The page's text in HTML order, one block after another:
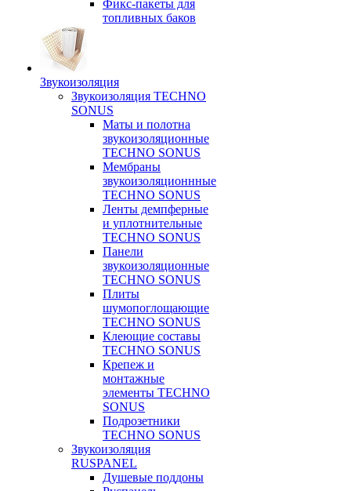
Фикс-пакеты для
топливных баков
Звукоизоляция
Звукоизоляция TECHNO
SONUS
Маты и полотна
звукоизоляционные
TECHNO SONUS
Мембраны
звукоизоляционнные
TECHNO SONUS
Ленты демпферные
и уплотнительные
TECHNO SONUS
Панели
звукоизоляционные
TECHNO SONUS
Плиты
шумопоглощающие
TECHNO SONUS
Клеющие составы
TECHNO SONUS
Крепеж и
монтажные
элементы TECHNO
SONUS
Подрозетники
TECHNO SONUS
Звукоизоляция
RUSPANEL
Душевые поддоны